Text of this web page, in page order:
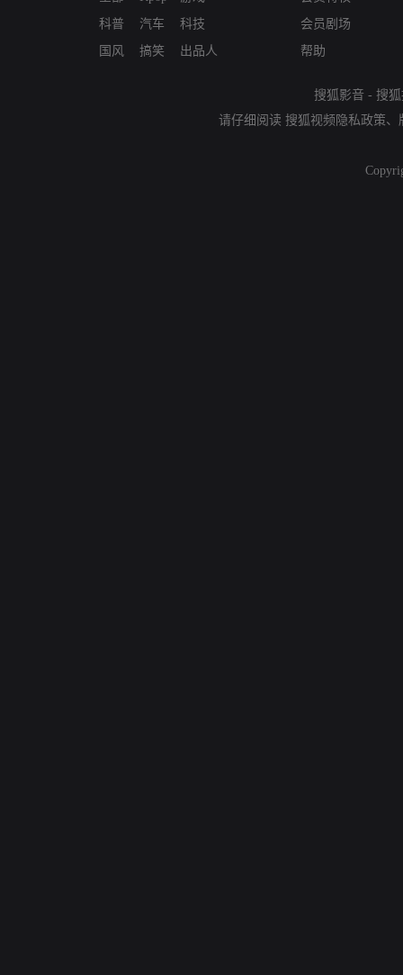
科普
国风
汽车
搞笑
科技
出品人
会员剧场
帮助
搜狐影音 - 搜
请仔细阅读 搜狐视频隐私政策、